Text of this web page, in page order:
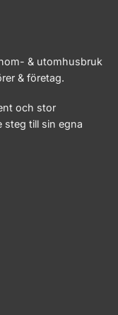
& utomhusbruk
& företag.
och stor
steg till sin egna